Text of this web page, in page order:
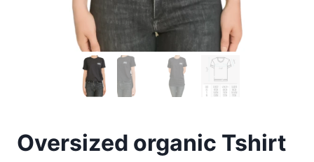
Oversized organic Tshirt